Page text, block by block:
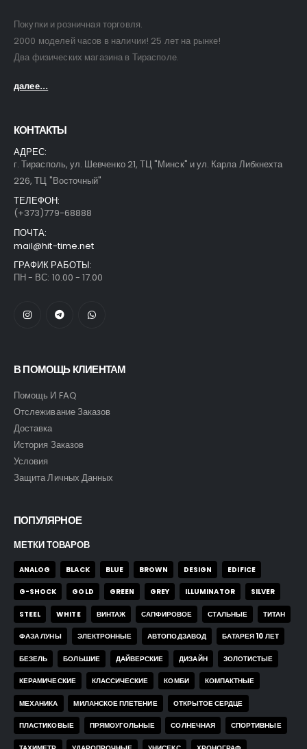
Покупки и розничная торговля.
2000 моделей часов в наличии! 25 лет на рынке!
Два физических магазина в Тирасполе.
далее...
КОНТАКТЫ
АДРЕС:
г. Тирасполь, ул. Шевченко 21, ТЦ "Минск" и ул. Карла Либкнехта
226, ТЦ "Восточный"
ТЕЛЕФОН:
(+373)779-68888
ПОЧТА:
mail@hit-time.net
ГРАФИК РАБОТЫ:
ПН - ВС: 10.00 - 17.00
В ПОМОЩЬ КЛИЕНТАМ
Помощь И FAQ
Отслеживание Заказов
Доставка
История Заказов
Условия
Защита Личных Данных
ПОПУЛЯРНОЕ
МЕТКИ ТОВАРОВ
ANALOG BLACK BLUE BROWN DESIGN EDIFICE
G-SHOCK GOLD GREEN GREY ILLUMINATOR SILVER
STEEL WHITE ВИНТАЖ САПФИРОВОЕ СТАЛЬНЫЕ ТИТАН
ФАЗА ЛУНЫ ЭЛЕКТРОННЫЕ АВТОПОДЗАВОД БАТАРЕЯ 10 ЛЕТ
БЕЗЕЛЬ БОЛЬШИЕ ДАЙВЕРСКИЕ ДИЗАЙН ЗОЛОТИСТЫЕ
КЕРАМИЧЕСКИЕ КЛАССИЧЕСКИЕ КОМБИ КОМПАКТНЫЕ
МЕХАНИКА МИЛАНСКОЕ ПЛЕТЕНИЕ ОТКРЫТОЕ СЕРДЦЕ
ПЛАСТИКОВЫЕ ПРЯМОУГОЛЬНЫЕ СОЛНЕЧНАЯ СПОРТИВНЫЕ